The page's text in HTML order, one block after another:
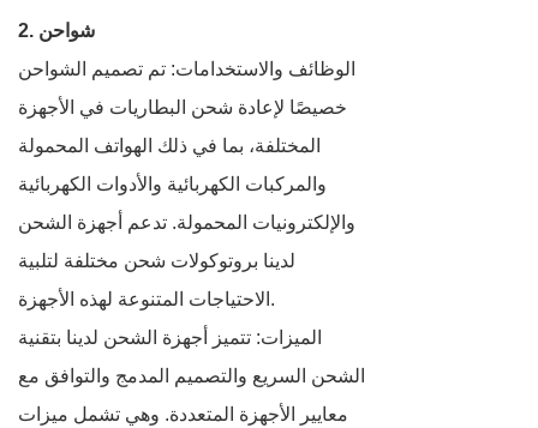
2. شواحن
الوظائف والاستخدامات: تم تصميم الشواحن
خصيصًا لإعادة شحن البطاريات في الأجهزة
المختلفة، بما في ذلك الهواتف المحمولة
والمركبات الكهربائية والأدوات الكهربائية
والإلكترونيات المحمولة. تدعم أجهزة الشحن
لدينا بروتوكولات شحن مختلفة لتلبية
الاحتياجات المتنوعة لهذه الأجهزة.
الميزات: تتميز أجهزة الشحن لدينا بتقنية
الشحن السريع والتصميم المدمج والتوافق مع
معايير الأجهزة المتعددة. وهي تشمل ميزات